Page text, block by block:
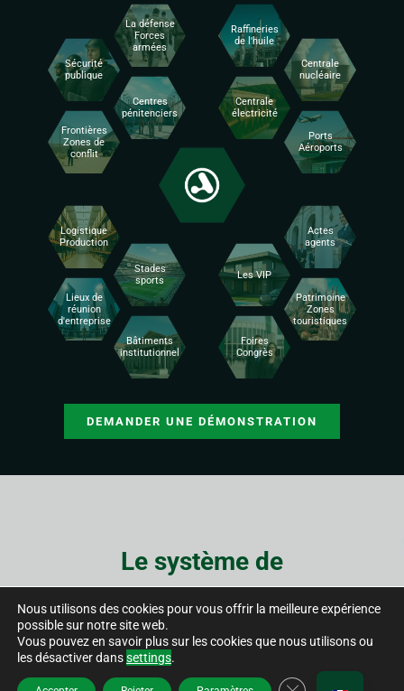
Sécurité
publique
La défense
Forces
armées
Raffineries
de l'huile
Centrale
nucléaire
Frontières
Zones de
conflit
Centres
pénitenciers
Centrale
électricité
Ports
Aéroports
Logistique
Production
Actes
agents
Lieux de
réunion
d'entreprise
Stades
sports
Les VIP
Patrimoine
Zones
touristiques
Bâtiments
institutionnel
Foires
Congrès
DEMANDER UNE DÉMONSTRATION
Le système de
VISUALISATION fait partie
d'une solution plus large.
Nous utilisons des cookies pour vous offrir la meilleure expérience
possible sur notre site web.
Vous pouvez en savoir plus sur les cookies que nous utilisons ou
les désactiver danssettings.
FERMER LA